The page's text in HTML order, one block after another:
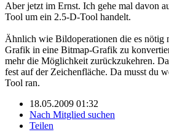
Aber jetzt im Ernst. Ich gehe mal davon
Tool um ein 2.5-D-Tool handelt.
Ähnlich wie Bildoperationen die es nötig
Grafik in eine Bitmap-Grafik zu
mehr die Möglichkeit zurückzukehren.
fest auf der Zeichenfläche. Da musst du
Tool ran.
18.05.2009 01:32
Nach Mitglied suchen
Teilen